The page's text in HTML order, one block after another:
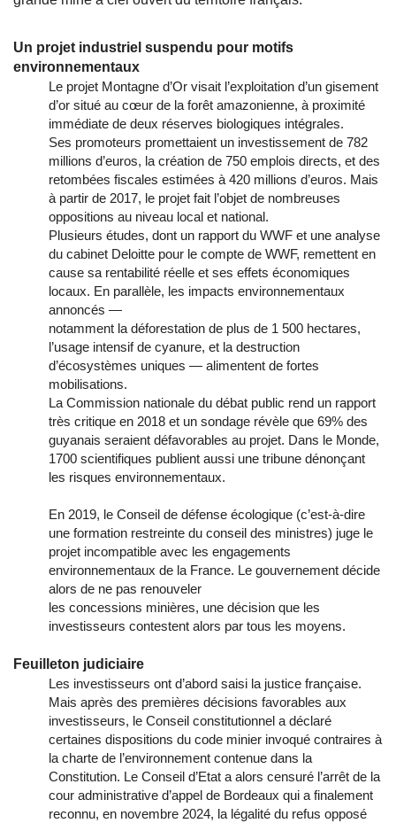
Un projet industriel suspendu pour motifs
environnementaux
Le projet Montagne d’Or visait l’exploitation d’un gisement
d’or situé au cœur de la forêt amazonienne, à proximité
immédiate de deux réserves biologiques intégrales.
Ses promoteurs promettaient un investissement de 782
millions d’euros, la création de 750 emplois directs, et des
retombées fiscales estimées à 420 millions d’euros. Mais
à partir de 2017, le projet fait l’objet de nombreuses
oppositions au niveau local et national.
Plusieurs études, dont un rapport du WWF et une analyse
du cabinet Deloitte pour le compte de WWF, remettent en
cause sa rentabilité réelle et ses effets économiques
locaux. En parallèle, les impacts environnementaux
annoncés —
notamment la déforestation de plus de 1 500 hectares,
l’usage intensif de cyanure, et la destruction
d’écosystèmes uniques — alimentent de fortes
mobilisations.
La Commission nationale du débat public rend un rapport
très critique en 2018 et un sondage révèle que 69% des
guyanais seraient défavorables au projet. Dans le Monde,
1700 scientifiques publient aussi une tribune dénonçant
les risques environnementaux.
En 2019, le Conseil de défense écologique (c’est-à-dire
une formation restreinte du conseil des ministres) juge le
projet incompatible avec les engagements
environnementaux de la France. Le gouvernement décide
alors de ne pas renouveler
les concessions minières, une décision que les
investisseurs contestent alors par tous les moyens.
Feuilleton judiciaire
Les investisseurs ont d’abord saisi la justice française.
Mais après des premières décisions favorables aux
investisseurs, le Conseil constitutionnel a déclaré
certaines dispositions du code minier invoqué contraires à
la charte de l’environnement contenue dans la
Constitution. Le Conseil d’Etat a alors censuré l’arrêt de la
cour administrative d’appel de Bordeaux qui a finalement
reconnu, en novembre 2024, la légalité du refus opposé